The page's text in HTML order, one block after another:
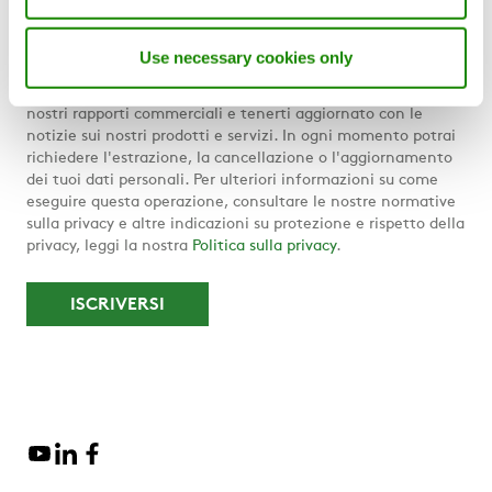
Use necessary cookies only
Swegon elabora i tuoi dati personali al fine di mantenere i
nostri rapporti commerciali e tenerti aggiornato con le
notizie sui nostri prodotti e servizi. In ogni momento potrai
richiedere l'estrazione, la cancellazione o l'aggiornamento
dei tuoi dati personali. Per ulteriori informazioni su come
eseguire questa operazione, consultare le nostre normative
sulla privacy e altre indicazioni su protezione e rispetto della
privacy, leggi la nostra Politica sulla privacy.